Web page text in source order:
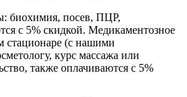
биохимия, посев, ПЦР,
с 5% скидкой. Медикаментозное
стационаре (с нашими
курс массажа или
также оплачиваются с 5%